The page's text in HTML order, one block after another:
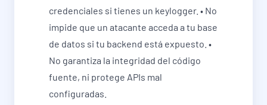
credenciales si tienes un keylogger. • No
impide que un atacante acceda a tu base
de datos si tu backend está expuesto. •
No garantiza la integridad del código
fuente, ni protege APIs mal
configuradas.